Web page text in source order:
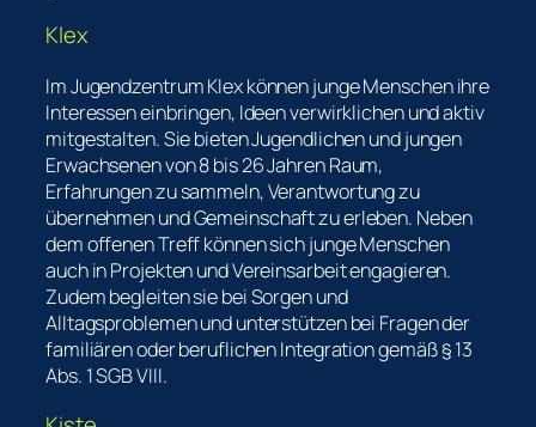
Klex
Im Jugendzentrum Klex können junge Menschen ihre
Interessen einbringen, Ideen verwirklichen und aktiv
mitgestalten. Sie bieten Jugendlichen und jungen
Erwachsenen von 8 bis 26 Jahren Raum,
Erfahrungen zu sammeln, Verantwortung zu
übernehmen und Gemeinschaft zu erleben. Neben
dem offenen Treff können sich junge Menschen
auch in Projekten und Vereinsarbeit engagieren.
Zudem begleiten sie bei Sorgen und
Alltagsproblemen und unterstützen bei Fragen der
familiären oder beruflichen Integration gemäß § 13
Abs. 1 SGB VIII.